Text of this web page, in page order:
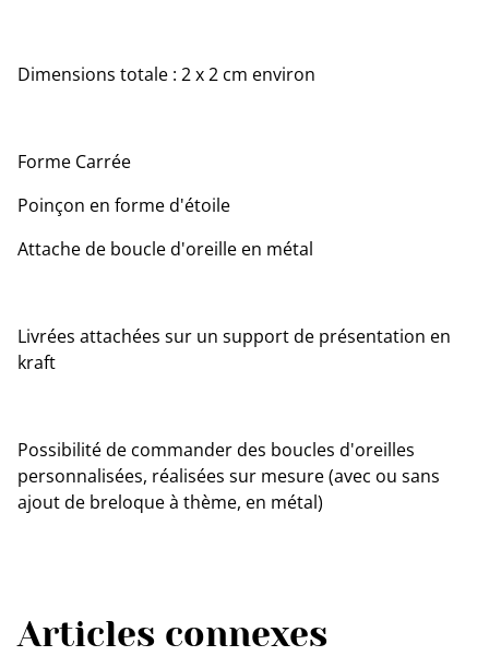
Dimensions totale : 2 x 2 cm environ
Forme Carrée
Poinçon en forme d'étoile
Attache de boucle d'oreille en métal
Livrées attachées sur un support de présentation en
kraft
Possibilité de commander des boucles d'oreilles
personnalisées, réalisées sur mesure (avec ou sans
ajout de breloque à thème, en métal)
Articles connexes